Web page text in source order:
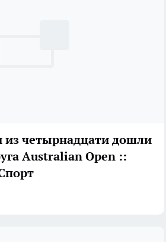
из четырнадцати дошли
Australian Open ::